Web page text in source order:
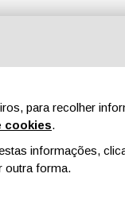
Revistas
para recolher
cookies.
informações,
outra forma.